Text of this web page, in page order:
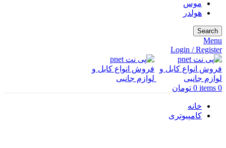
موس
هولدر
Search
Menu
Login / Register
0
items
0 تومان
خانه
کامپیوتری